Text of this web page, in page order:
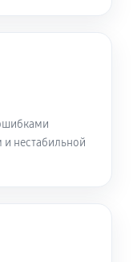
и нестабильной